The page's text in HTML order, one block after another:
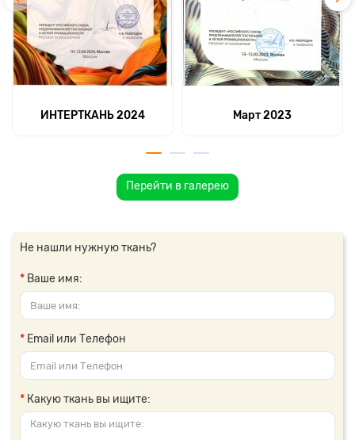
ИНТЕРТКАНЬ 2024 Март 2023
Перейти в галерею
Не нашли нужную ткань?
Ваше имя:
Email или Телефон
Какую ткань вы ищите: